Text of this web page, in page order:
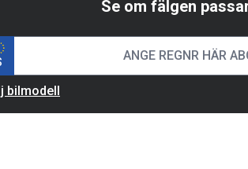
Se om fälgen
bilmodell